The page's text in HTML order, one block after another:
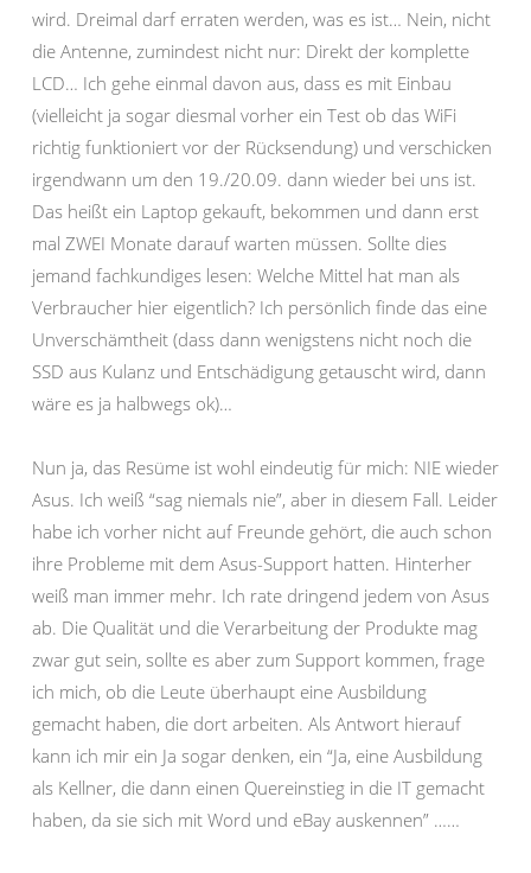
wird. Dreimal darf erraten werden, was es ist… Nein, nicht
die Antenne, zumindest nicht nur: Direkt der komplette
LCD… Ich gehe einmal davon aus, dass es mit Einbau
(vielleicht ja sogar diesmal vorher ein Test ob das WiFi
richtig funktioniert vor der Rücksendung) und verschicken
irgendwann um den 19./20.09. dann wieder bei uns ist.
Das heißt ein Laptop gekauft, bekommen und dann erst
mal ZWEI Monate darauf warten müssen. Sollte dies
jemand fachkundiges lesen: Welche Mittel hat man als
Verbraucher hier eigentlich? Ich persönlich finde das eine
Unverschämtheit (dass dann wenigstens nicht noch die
SSD aus Kulanz und Entschädigung getauscht wird, dann
wäre es ja halbwegs ok)…
Nun ja, das Resüme ist wohl eindeutig für mich: NIE wieder
Asus. Ich weiß “sag niemals nie”, aber in diesem Fall. Leider
habe ich vorher nicht auf Freunde gehört, die auch schon
ihre Probleme mit dem Asus-Support hatten. Hinterher
weiß man immer mehr. Ich rate dringend jedem von Asus
ab. Die Qualität und die Verarbeitung der Produkte mag
zwar gut sein, sollte es aber zum Support kommen, frage
ich mich, ob die Leute überhaupt eine Ausbildung
gemacht haben, die dort arbeiten. Als Antwort hierauf
kann ich mir ein Ja sogar denken, ein “Ja, eine Ausbildung
als Kellner, die dann einen Quereinstieg in die IT gemacht
haben, da sie sich mit Word und eBay auskennen” ……